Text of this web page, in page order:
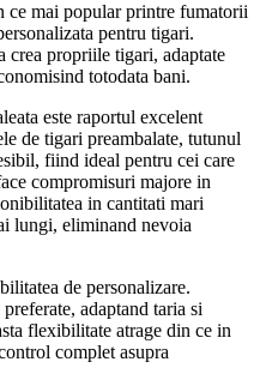
ce mai popular printre fumatorii
pentru tigari.
crea propriile tigari, adaptate
totodata bani.
este raportul excelent
de tigari preambalate, tutunul
fiind ideal pentru cei care
compromisuri majore in
in cantitati mari
lungi, eliminand nevoia
de personalizare.
adaptand taria si
flexibilitate atrage din ce in
complet asupra